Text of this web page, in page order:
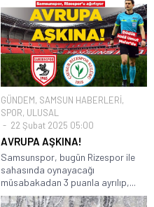
GÜNDEM, SAMSUN HABERLERİ,
SPOR, ULUSAL
22 Şubat 2025 05:00
AVRUPA AŞKINA!
Samsunspor, bugün Rizespor ile
sahasında oynayacağı
müsabakadan 3 puanla ayrılıp,...